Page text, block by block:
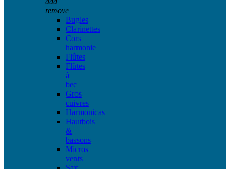
remove
Bugles
Clarinettes
Cors
harmonie
Flûtes
Flûtes
à
bec
Gros
cuivres
Harmonicas
Hautbois
&
bassons
Micros
vents